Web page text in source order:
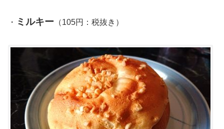
・ ミルキー （105円：税抜き）